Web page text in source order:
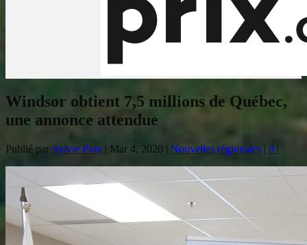
Windsor obtient 7,5 millions de Québec,
une annonce attendue
Publié par Sylvie Pion | Mar 4, 2020 | Nouvelles régionales | 0 |